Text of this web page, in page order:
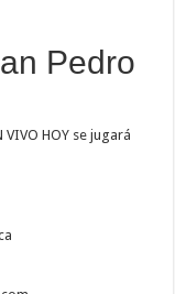
Pedro
HOY se jugará